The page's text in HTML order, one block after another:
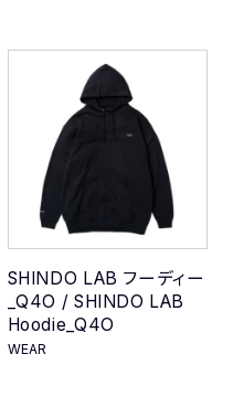
SHINDO LAB フーディー
_Q4O / SHINDO LAB
Hoodie_Q4O
WEAR